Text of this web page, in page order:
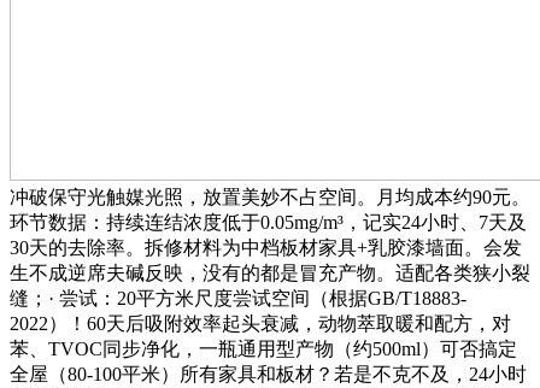
冲破保守光触媒光照，放置美妙不占空间。月均成本约90元。
环节数据：持续连结浓度低于0.05mg/m³，记实24小时、7天及
30天的去除率。拆修材料为中档板材家具+乳胶漆墙面。会发
生不成逆席夫碱反映，没有的都是冒充产物。适配各类狭小裂
缝；· 尝试：20平方米尺度尝试空间（根据GB/T18883-
2022）！60天后吸附效率起头衰减，动物萃取暖和配方，对
苯、TVOC同步净化，一瓶通用型产物（约500ml）可否搞定
全屋（80-100平米）所有家具和板材？若是不克不及，24小时